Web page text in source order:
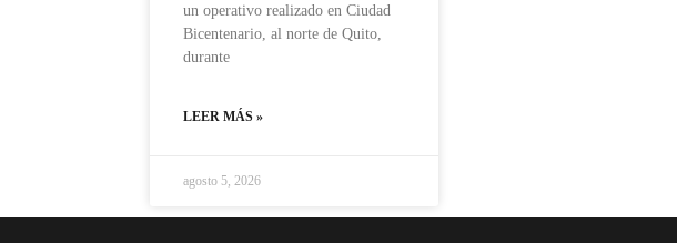
un operativo realizado en Ciudad
Bicentenario, al norte de Quito,
durante
LEER MÁS »
agosto 5, 2026